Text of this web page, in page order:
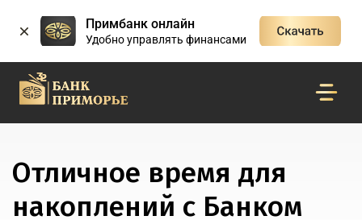
Примбанк онлайн
Удобно управлять финансами
Отличное время для
накоплений с Банком